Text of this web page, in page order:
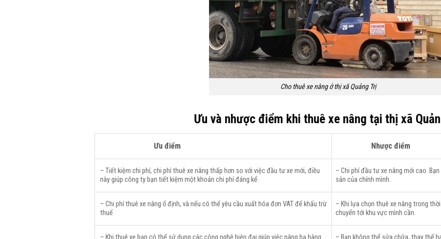
Cho thuê xe nâng ở thị xã Quảng Trị
Ưu và nhược điểm khi thuê xe nâng tại thị xã
Ưu điểm Nhược điểm
– Tiết kiệm chi phí, chi phí thuê xe nâng thấp hơn so với việc đầu tư xe mới, điều
này giúp công ty bạn tiết kiệm một khoản chi phí đáng kể.
– Chi phí đầu tư xe nâng mới cao.
sản của chính mình.
– Chi phí thuê xe nâng ổ định, và nếu có thể yêu cầu xuất hóa đơn VAT để khấu trừ
thuế.
– Khi lựa chọn thuê xe nâng trong
chuyển tới khu vực mình cần.